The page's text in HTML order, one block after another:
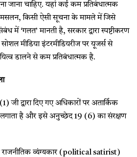
जाना चाहिए. यहां कई कम प्रतिबंधात्मक
किसी ऐसी सूचना के मामले में जिसे
‘गलत’ मानती है, सरकार द्वारा स्पष्टीकरण
मीडिया इंटरमीडियरीज पर यूजर्स से
डालने से कम प्रतिबंधात्मक है.
जी द्वारा दिए गए अधिकारों पर अतार्किक
लगाता है और इसे अनुच्छेद 19 (6) का संरक्षण
व्यंग्यकार (political satirist)